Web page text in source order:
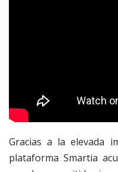
Gracias a la elevada
plataforma Smartia